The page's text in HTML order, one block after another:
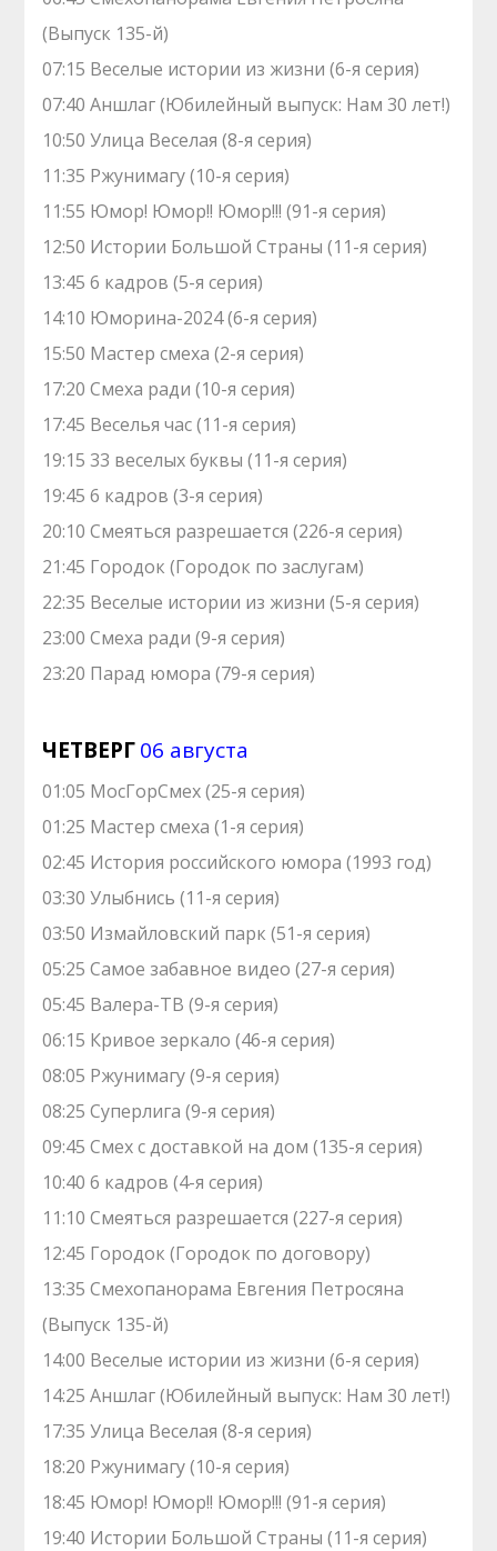
(Выпуск 135-й)
07:15 Веселые истории из жизни (6-я серия)
07:40 Аншлаг (Юбилейный выпуск: Нам 30 лет!)
10:50 Улица Веселая (8-я серия)
11:35 Ржунимагу (10-я серия)
11:55 Юмор! Юмор!! Юмор!!! (91-я серия)
12:50 Истории Большой Страны (11-я серия)
13:45 6 кадров (5-я серия)
14:10 Юморина-2024 (6-я серия)
15:50 Мастер смеха (2-я серия)
17:20 Смеха ради (10-я серия)
17:45 Веселья час (11-я серия)
19:15 33 веселых буквы (11-я серия)
19:45 6 кадров (3-я серия)
20:10 Смеяться разрешается (226-я серия)
21:45 Городок (Городок по заслугам)
22:35 Веселые истории из жизни (5-я серия)
23:00 Смеха ради (9-я серия)
23:20 Парад юмора (79-я серия)
ЧЕТВЕРГ06 августа
01:05 МосГорСмех (25-я серия)
01:25 Мастер смеха (1-я серия)
02:45 История российского юмора (1993 год)
03:30 Улыбнись (11-я серия)
03:50 Измайловский парк (51-я серия)
05:25 Самое забавное видео (27-я серия)
05:45 Валера-ТВ (9-я серия)
06:15 Кривое зеркало (46-я серия)
08:05 Ржунимагу (9-я серия)
08:25 Суперлига (9-я серия)
09:45 Смех с доставкой на дом (135-я серия)
10:40 6 кадров (4-я серия)
11:10 Смеяться разрешается (227-я серия)
12:45 Городок (Городок по договору)
13:35 Смехопанорама Евгения Петросяна
(Выпуск 135-й)
14:00 Веселые истории из жизни (6-я серия)
14:25 Аншлаг (Юбилейный выпуск: Нам 30 лет!)
17:35 Улица Веселая (8-я серия)
18:20 Ржунимагу (10-я серия)
18:45 Юмор! Юмор!! Юмор!!! (91-я серия)
19:40 Истории Большой Страны (11-я серия)